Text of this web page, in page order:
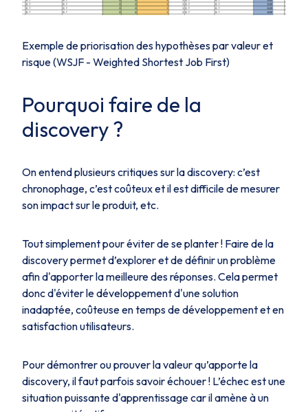
Exemple de priorisation des hypothèses par valeur et
risque(WSJF - Weighted Shortest Job First)
Pourquoi faire de la
discovery ?
On entend plusieurs critiques sur la discovery: c’est
chronophage, c’est coûteux et il est difficile de mesurer
son impact sur le produit, etc.
Tout simplement pour éviter de se planter ! Faire de la
discovery permet d’explorer et de définir un problème
afin d'apporter la meilleure des réponses. Cela permet
donc d'éviter le développement d'une solution
inadaptée, coûteuse en temps de développement et en
satisfaction utilisateurs.
Pour démontrer ou prouver la valeur qu’apporte la
discovery, il faut parfois savoir échouer ! L’échec est une
situation puissante d'apprentissage car il amène à un